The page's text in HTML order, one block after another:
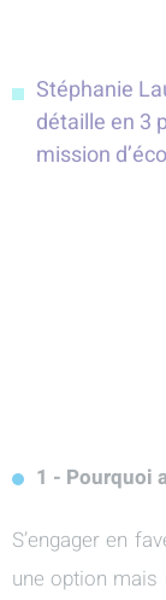
Stéphanie
détaille en 3
mission
1 - Pourquoi
S’engager en
une option mais